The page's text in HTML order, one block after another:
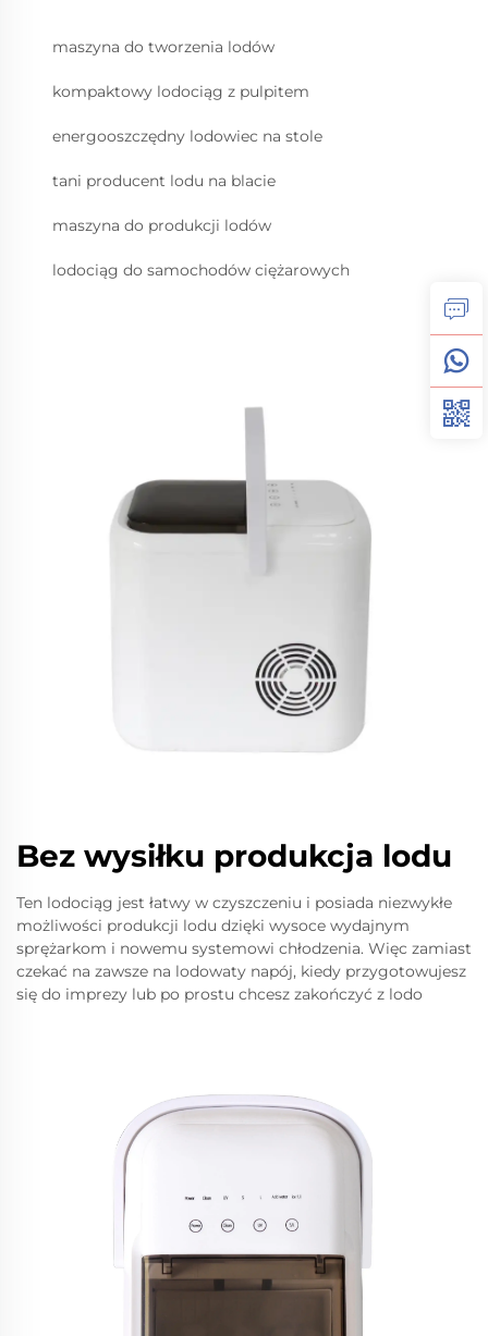
maszyna do tworzenia lodów
kompaktowy lodociąg z pulpitem
energooszczędny lodowiec na stole
tani producent lodu na blacie
maszyna do produkcji lodów
lodociąg do samochodów ciężarowych
Bez wysiłku produkcja lodu
Ten lodociąg jest łatwy w czyszczeniu i posiada niezwykłe
możliwości produkcji lodu dzięki wysoce wydajnym
sprężarkom i nowemu systemowi chłodzenia. Więc zamiast
czekać na zawsze na lodowaty napój, kiedy przygotowujesz
się do imprezy lub po prostu chcesz zakończyć z lodo